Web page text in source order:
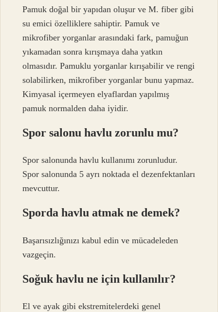
Pamuk doğal bir yapıdan oluşur ve M. fiber gibi
su emici özelliklere sahiptir. Pamuk ve
mikrofiber yorganlar arasındaki fark, pamuğun
yıkamadan sonra kırışmaya daha yatkın
olmasıdır. Pamuklu yorganlar kırışabilir ve rengi
solabilirken, mikrofiber yorganlar bunu yapmaz.
Kimyasal içermeyen elyaflardan yapılmış
pamuk normalden daha iyidir.
Spor salonu havlu zorunlu mu?
Spor salonunda havlu kullanımı zorunludur.
Spor salonunda 5 ayrı noktada el dezenfektanları
mevcuttur.
Sporda havlu atmak ne demek?
Başarısızlığınızı kabul edin ve mücadeleden
vazgeçin.
Soğuk havlu ne için kullanılır?
El ve ayak gibi ekstremitelerdeki genel